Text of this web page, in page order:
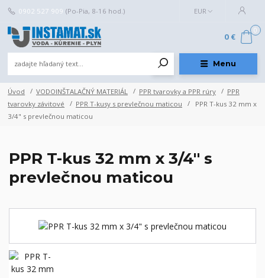
Menu
EUR
0902 527 909 (Po-Pia, 8-16 hod.)
0
0 €
Úvod VODOINŠTALAČNÝ MATERIÁL PPR tvarovky a PPR rúry
PPR
tvarovky závitové
PPR T-kusy s prevlečnou maticou
PPR T-kus 32 mm x
3/4" s prevlečnou maticou
PPR T-kus 32 mm x 3/4" s
prevlečnou maticou